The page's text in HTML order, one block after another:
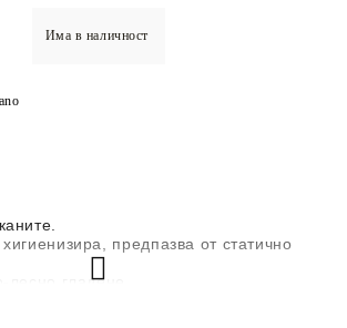
Има в наличност
предпазва от статично
лесно гладене.